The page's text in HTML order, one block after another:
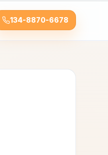
134-8870-6678